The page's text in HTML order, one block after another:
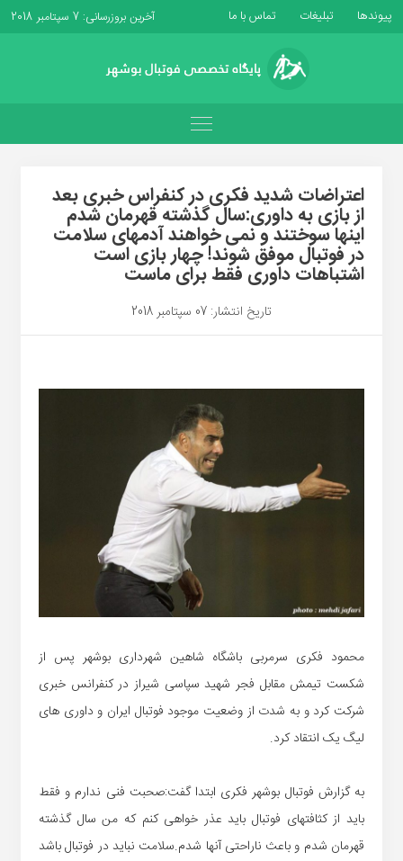
پیوندها تبلیغات تماس با ما آخرین بروزرسانی: 7 سپتامبر 2018
اعتراضات شدید فکری در کنفراس خبری بعد
از بازی به داوری:سال گذشته قهرمان شدم
اینها سوختند و نمی خواهند آدمهای سلامت
در فوتبال موفق شوند! چهار بازی است
اشتباهات داوری فقط برای ماست
تاریخ انتشار: 07 سپتامبر 2018
محمود فکری سرمربی باشگاه شاهین شهرداری بوشهر پس از
شکست تیمش مقابل فجر شهید سپاسی شیراز در کنفرانس خبری
شرکت کرد و به شدت از وضعیت موجود فوتبال ایران و داوری های
لیگ یک انتقاد کرد.
به گزارش فوتبال بوشهر فکری ابتدا گفت:صحبت فنی ندارم و فقط
باید از کثافتهای فوتبال باید عذر خواهی کنم که من سال گذشته
قهرمان شدم و باعث ناراحتی آنها شدم.سلامت نباید در فوتبال باشد